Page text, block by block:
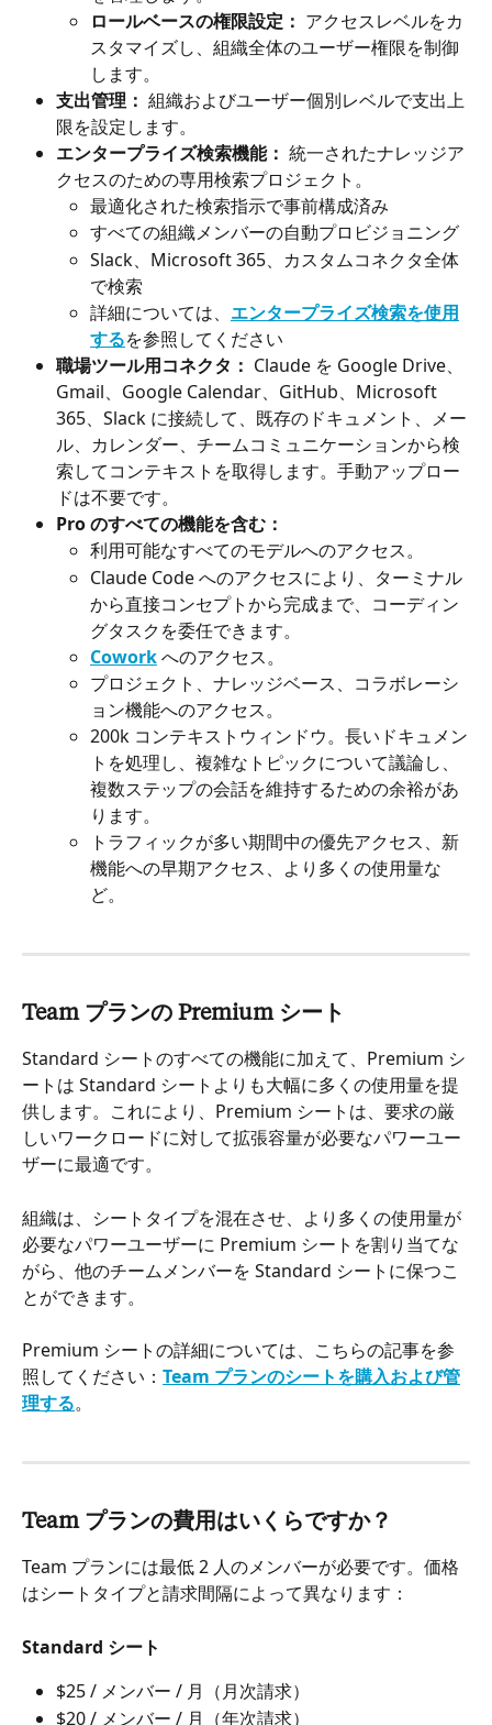
ロールベースの権限設定： アクセスレベルをカ
スタマイズし、組織全体のユーザー権限を制御
します。
支出管理： 組織およびユーザー個別レベルで支出上
限を設定します。
エンタープライズ検索機能： 統一されたナレッジア
クセスのための専用検索プロジェクト。
最適化された検索指示で事前構成済み
すべての組織メンバーの自動プロビジョニング
Slack、Microsoft 365、カスタムコネクタ全体
で検索
詳細については、 エンタープライズ検索を使用
するを参照してください
職場ツール用コネクタ： Claude を Google Drive、
Gmail、Google Calendar、GitHub、Microsoft
365、Slack に接続して、既存のドキュメント、メー
ル、カレンダー、チームコミュニケーションから検
索してコンテキストを取得します。手動アップロー
ドは不要です。
Pro のすべての機能を含む：
利用可能なすべてのモデルへのアクセス。
Claude Code へのアクセスにより、ターミナル
から直接コンセプトから完成まで、コーディン
グタスクを委任できます。
Cowork へのアクセス。
プロジェクト、ナレッジベース、コラボレーシ
ョン機能へのアクセス。
200k コンテキストウィンドウ。長いドキュメン
トを処理し、複雑なトピックについて議論し、
複数ステップの会話を維持するための余裕があ
ります。
トラフィックが多い期間中の優先アクセス、新
機能への早期アクセス、より多くの使用量な
ど。
Team プランの Premium シート
Standard シートのすべての機能に加えて、Premium シ
ートは Standard シートよりも大幅に多くの使用量を提
供します。これにより、Premium シートは、要求の厳
しいワークロードに対して拡張容量が必要なパワーユー
ザーに最適です。
組織は、シートタイプを混在させ、より多くの使用量が
必要なパワーユーザーに Premium シートを割り当てな
がら、他のチームメンバーを Standard シートに保つこ
とができます。
Premium シートの詳細については、こちらの記事を参
照してください： Team プランのシートを購入および管
理する。
Team プランの費用はいくらですか？
Team プランには最低 2 人のメンバーが必要です。価格
はシートタイプと請求間隔によって異なります：
Standard シート
$25 / メンバー / 月（月次請求）
$20 / メンバー / 月（年次請求）